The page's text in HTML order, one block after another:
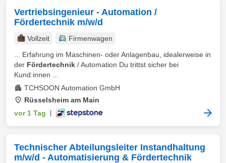
Vertriebsingenieur - Automation /
Fördertechnik m/w/d
Vollzeit
Firmenwagen
... Erfahrung im Maschinen- oder Anlagenbau, idealerweise in
der Fördertechnik / Automation Du trittst sicher bei
Kund:innen ...
TCHSOON Automation GmbH
Rüsselsheim am Main
vor 1 Tag
Technischer Abteilungsleiter Instandhaltung
m/w/d - Automatisierung & Fördertechnik